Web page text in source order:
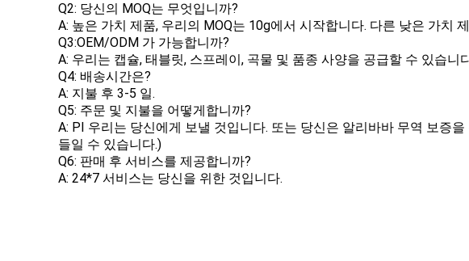
Q2: 당신의 MOQ는 무엇입니까?
A: 높은 가치 제품, 우리의 MOQ는 10g에서 시작합니다. 다른 낮은 가치
Q3:OEM/ODM 가 가능합니까?
A: 우리는 캡슐, 태블릿, 스프레이, 곡물 및 품종 사양을 공급할 수 있습니
Q4: 배송시간은?
A: 지불 후 3-5 일.
Q5: 주문 및 지불을 어떻게합니까?
A: PI 우리는 당신에게 보낼 것입니다. 또는 당신은 알리바바 무역 보증
들일 수 있습니다.)
Q6: 판매 후 서비스를 제공합니까?
A: 24*7 서비스는 당신을 위한 것입니다.